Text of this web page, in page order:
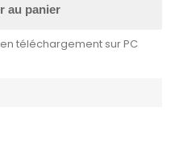
au panier
téléchargement sur PC